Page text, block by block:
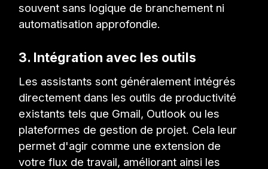
souvent sans logique de branchement ni
automatisation approfondie.
3. Intégration avec les outils
Les assistants sont généralement intégrés
directement dans les outils de productivité
existants tels que Gmail, Outlook ou les
plateformes de gestion de projet. Cela leur
permet d'agir comme une extension de
votre flux de travail, améliorant ainsi les